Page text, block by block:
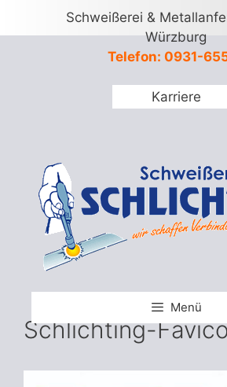
Schweißerei &
Würzburg
Telefon: 0931-
Karriere
Menü
Schlichting-